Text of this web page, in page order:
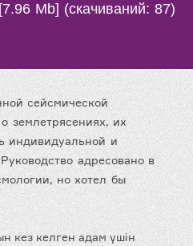
[7.96 Mb] (cкачиваний: 87)
сейсмической
землетрясениях, их
индивидуальной и
адресовано в
но хотел бы
кез келген адам үшін